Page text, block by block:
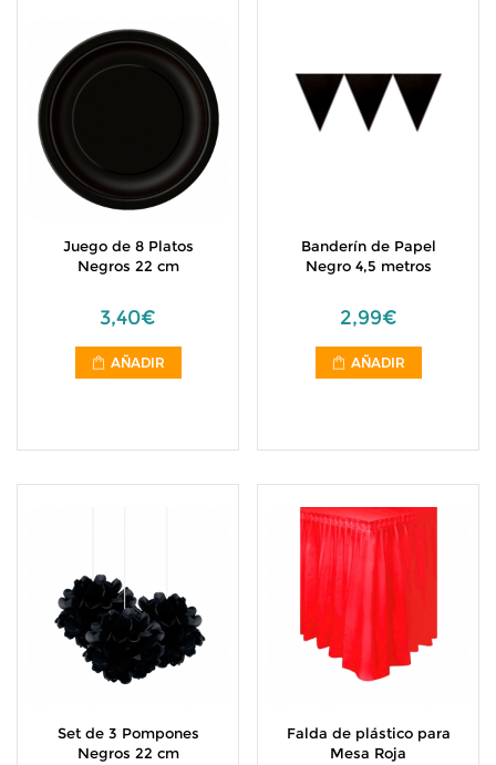
Juego de 8 Platos
Negros 22 cm
3,40€
AÑADIR
Banderín de Papel
Negro 4,5 metros
2,99€
AÑADIR
Set de 3 Pompones
Negros 22 cm
Falda de plástico para
Mesa Roja